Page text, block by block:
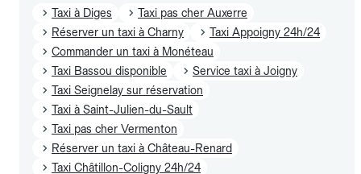
Taxi à Diges
Taxi pas cher Auxerre
Réserver un taxi à Charny
Taxi Appoigny 24h/24
Commander un taxi à Monéteau
Taxi Bassou disponible
Service taxi à Joigny
Taxi Seignelay sur réservation
Taxi à Saint-Julien-du-Sault
Taxi pas cher Vermenton
Réserver un taxi à Château-Renard
Taxi Châtillon-Coligny 24h/24